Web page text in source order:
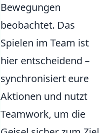
Bewegungen
beobachtet. Das
Spielen im Team ist
hier entscheidend –
synchronisiert eure
Aktionen und nutzt
Teamwork, um die